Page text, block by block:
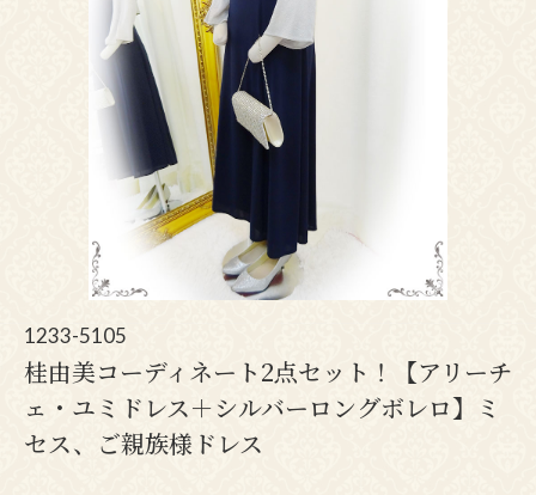
1233-5105
桂由美コーディネート2点セット！【アリーチ
ェ・ユミドレス＋シルバーロングボレロ】ミ
セス、ご親族様ドレス